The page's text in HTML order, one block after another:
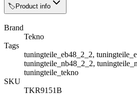
🏷️ Product info
Brand
Tekno
Tags
tuningteile_eb48_2_2,
tuningteile_nb48_2_2,
tuningteile_tekno
SKU
TKR9151B